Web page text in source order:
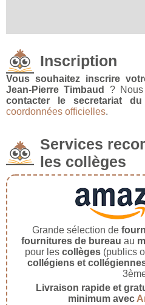
Inscription
Vous souhaitez inscrire
Jean-Pierre Timbaud
?
contacter le secretariat du
coordonnées officielles.
Services
les collèges
Grande sélection de
fournitures de bureau au
pour les collèges (publics
collégiens et
Livraison rapide et
minimum avec